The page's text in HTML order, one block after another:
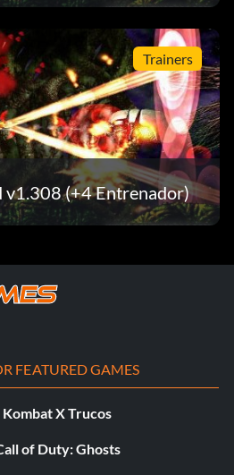
Trainers
v1.308 (+4 Entrenador)
FEATURED GAMES
X Trucos
of Duty: Ghosts